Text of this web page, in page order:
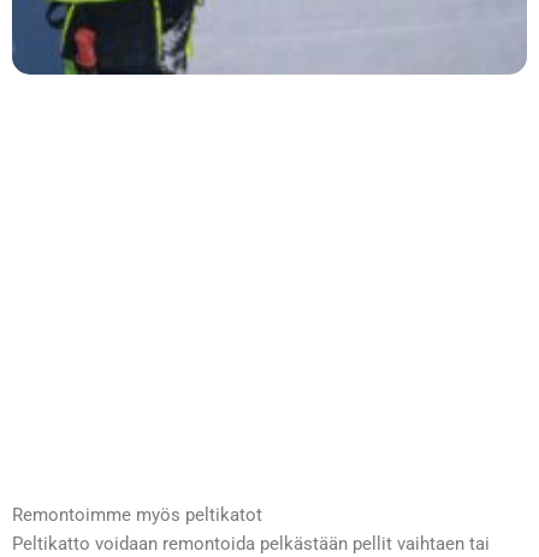
Remontoimme myös peltikatot
Peltikatto voidaan remontoida pelkästään pellit vaihtaen tai